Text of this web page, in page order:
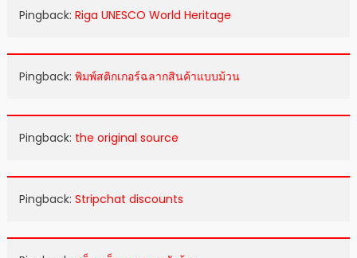
Pingback: Riga UNESCO World Heritage
Pingback: พิมพ์สติกเกอร์ฉลากสินค้าแบบม้วน
Pingback: the original source
Pingback: Stripchat discounts